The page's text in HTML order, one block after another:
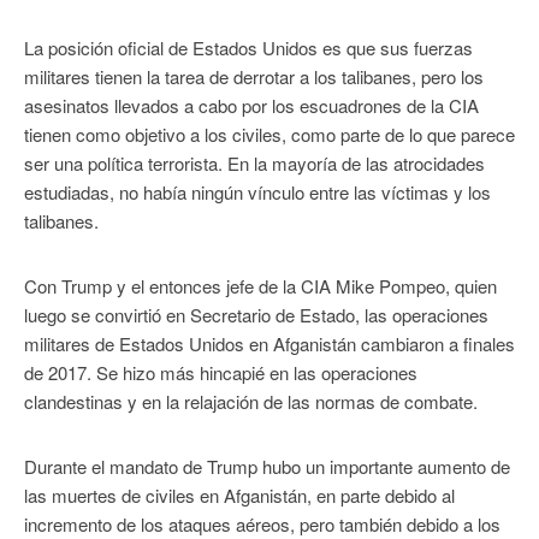
La posición oficial de Estados Unidos es que sus fuerzas
militares tienen la tarea de derrotar a los talibanes, pero los
asesinatos llevados a cabo por los escuadrones de la CIA
tienen como objetivo a los civiles, como parte de lo que parece
ser una política terrorista. En la mayoría de las atrocidades
estudiadas, no había ningún vínculo entre las víctimas y los
talibanes.
Con Trump y el entonces jefe de la CIA Mike Pompeo, quien
luego se convirtió en Secretario de Estado, las operaciones
militares de Estados Unidos en Afganistán cambiaron a finales
de 2017. Se hizo más hincapié en las operaciones
clandestinas y en la relajación de las normas de combate.
Durante el mandato de Trump hubo un importante aumento de
las muertes de civiles en Afganistán, en parte debido al
incremento de los ataques aéreos, pero también debido a los